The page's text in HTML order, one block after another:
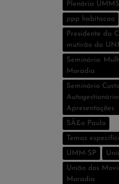
Plenária
ppp habitacao
Presidente da
mutirão da
Seminário:
Moradia
Seminário
Apresentações
SÃ£o Paulo
Temas
UMM-SP
União dos
Moradia